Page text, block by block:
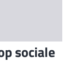
sociale